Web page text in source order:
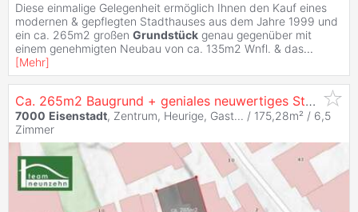
Diese einmalige Gelegenheit ermöglich Ihnen den Kauf eines
modernen & gepflegten Stadthauses aus dem Jahre 1999 und
ein ca. 265m2 großen Grundstück genau gegenüber mit
einem genehmigten Neubau von ca. 135m2 Wnfl. & das...
[Mehr]
Ca. 265m2 Baugrund + geniales neuwertiges Stadthaus gleich gegenüber - JETZT ANFRAGEN
7000 Eisenstadt, Zentrum, Heurige, Gast... / 175,28m² / 6,5
Zimmer